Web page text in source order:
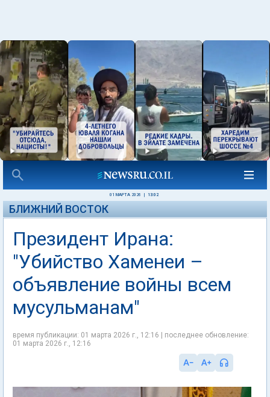
01 МАРТА 2026 13:02
БЛИЖНИЙ ВОСТОК
Президент Ирана:
"Убийство Хаменеи –
объявление войны всем
мусульманам"
время публикации: 01 марта 2026 г., 12:16 | последнее обновление:
01 марта 2026 г., 12:16